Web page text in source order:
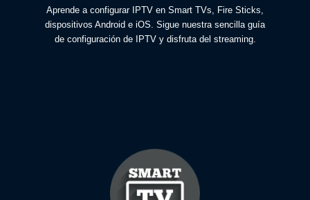
Aprende a configurar IPTV en Smart TVs, Fire Sticks,
dispositivos Android e iOS. Sigue nuestra sencilla guía
de configuración de IPTV y disfruta del streaming.